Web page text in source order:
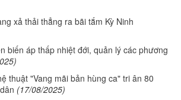
xả thải thẳng ra bãi tắm Kỳ Ninh
biến áp thấp nhiệt đới, quản lý các phương
thuật "Vang mãi bản hùng ca" tri ân 80
(17/08/2025)